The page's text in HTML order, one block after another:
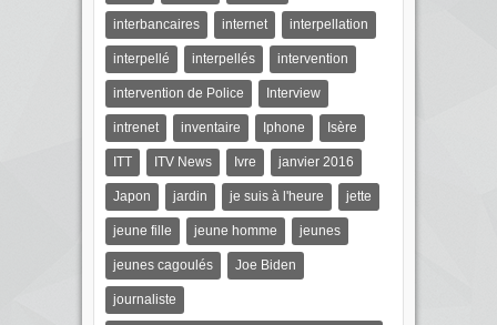
interbancaires internet interpellation
interpellé interpellés intervention
intervention de Police Interview
intrenet inventaire Iphone Isère
ITT ITV News Ivre janvier 2016
Japon jardin je suis à l'heure jette
jeune fille jeune homme jeunes
jeunes cagoulés Joe Biden
journaliste